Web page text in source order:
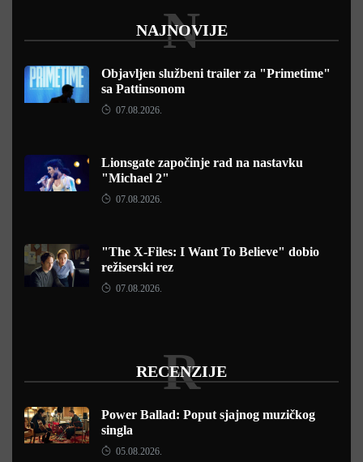
NAJNOVIJE
N
Objavljen službeni trailer za "Primetime"
sa Pattinsonom
07.08.2026.
Lionsgate započinje rad na nastavku
"Michael 2"
07.08.2026.
"The X-Files: I Want To Believe" dobio
režiserski rez
07.08.2026.
RECENZIJE
R
Power Ballad: Poput sjajnog muzičkog
singla
05.08.2026.